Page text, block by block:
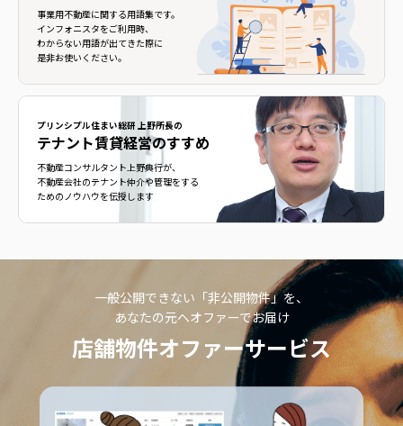
事業用不動産に関する用語集です。
インフォニスタをご利用時、
わからない用語が出てきた際に
是非お使いください。
プリンシプル住まい総研 上野所長の
テナント賃貸経営のすすめ
不動産コンサルタント上野典行が、
不動産会社のテナント仲介や管理をする
ためのノウハウを伝授します
一般公開できない「非公開物件」を、
あなたの元へオファーでお届け
店舗物件オファーサービス